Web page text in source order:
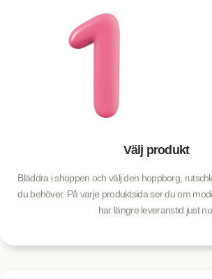
Välj produkt
Bläddra i shoppen och välj den hoppborg,
du behöver. På varje produktsida ser du om
har längre leveranstid just nu.